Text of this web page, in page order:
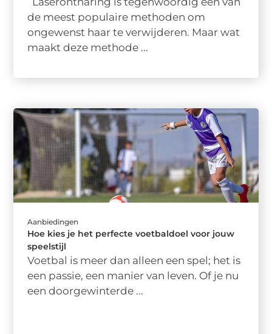
de meest populaire methoden om
ongewenst haar te verwijderen. Maar wat
maakt deze methode ...
Aanbiedingen
Hoe kies je het perfecte voetbaldoel voor jouw
speelstijl
Voetbal is meer dan alleen een spel; het is
een passie, een manier van leven. Of je nu
een doorgewinterde ...